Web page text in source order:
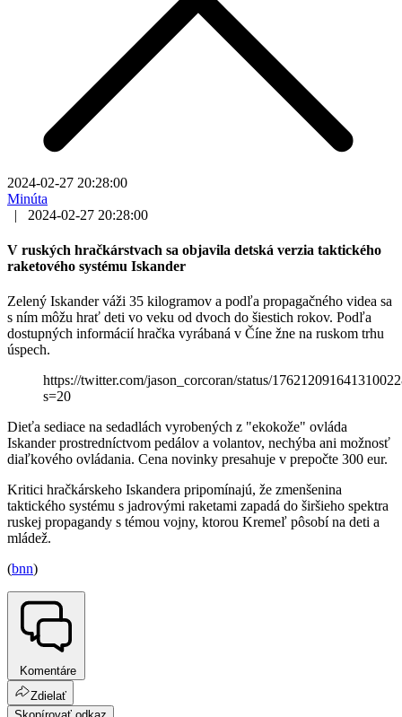
2024-02-27 20:28:00
Minúta
|
2024-02-27 20:28:00
V ruských hračkárstvach sa objavila detská verzia taktického
raketového systému Iskander
Zelený Iskander váži 35 kilogramov a podľa propagačného videa sa
s ním môžu hrať deti vo veku od dvoch do šiestich rokov. Podľa
dostupných informácií hračka vyrábaná v Číne žne na ruskom trhu
úspech.
https://twitter.com/jason_corcoran/status/
s=20
Dieťa sediace na sedadlách vyrobených z "ekokože" ovláda
Iskander prostredníctvom pedálov a volantov, nechýba ani možnosť
diaľkového ovládania. Cena novinky presahuje v prepočte 300 eur.
Kritici hračkárskeho Iskandera pripomínajú, že zmenšenina
taktického systému s jadrovými raketami zapadá do širšieho spektra
ruskej propagandy s témou vojny, ktorou Kremeľ pôsobí na deti a
mládež.
(bnn)
Komentáre
Zdielať